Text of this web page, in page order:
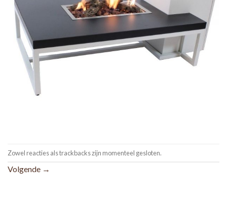
Zowel reacties als trackbacks zijn momenteel gesloten.
Volgende →